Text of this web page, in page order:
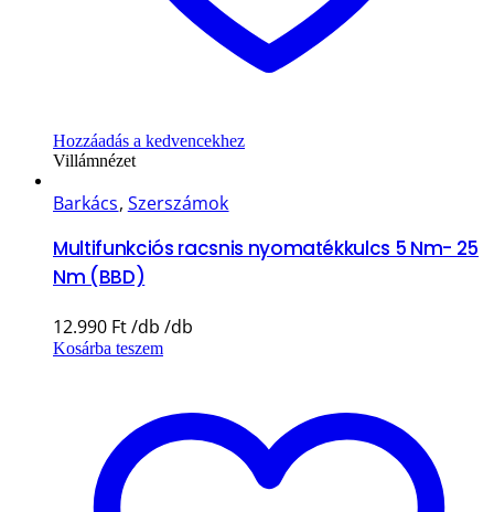
Hozzáadás a kedvencekhez
Villámnézet
Barkács, Szerszámok
Multifunkciós racsnis nyomatékkulcs 5 Nm- 25
Nm (BBD)
12.990 Ft
Kosárba teszem